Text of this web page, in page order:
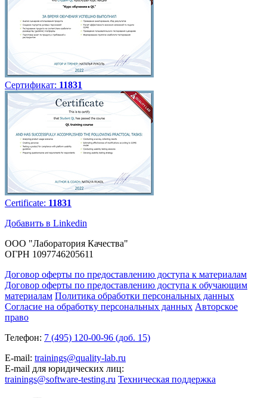
Сертификат: 11831
Certificate: 11831
Добавить в Linkedin
ООО "Лаборатория Качества"
ОГРН 1097746205611
Договор оферты по предоставлению доступа к материалам
Договор оферты по предоставлению доступа к обучающим
материалам Политика обработки персональных данных
Согласие на обработку персональных данных Авторское
право
Телефон: 7 (495) 120-00-96 (доб. 15)
E-mail: trainings@quality-lab.ru
E-mail для юридических лиц:
trainings@software-testing.ru Техническая поддержка